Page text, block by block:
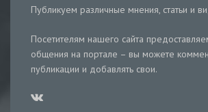
Публикуем различные мнения, статьи и
Посетителям нашего сайта
общения на портале – вы можете
публикации и добавлять свои.